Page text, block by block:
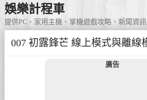
娛樂計程車
提供PC、家用主機、掌機遊戲攻略、新聞資訊
007 初露鋒芒 線上模式與離線
廣告